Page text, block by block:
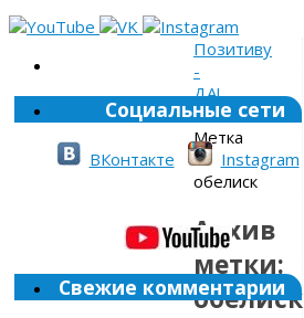
Позитиву
-
ДА!
»
Метка
»
обелиск
Архив
метки:
обелиск
Социальные сети
ВКонтакте Instagram
Свежие комментарии